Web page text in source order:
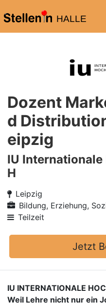
HALLE
Dozent
d
eipzig
IU
H
Leipzig
Bildung, Erziehung,
Teilzeit
Jetzt
IU INTERNATIONALE
Weil Lehre nicht nur ein